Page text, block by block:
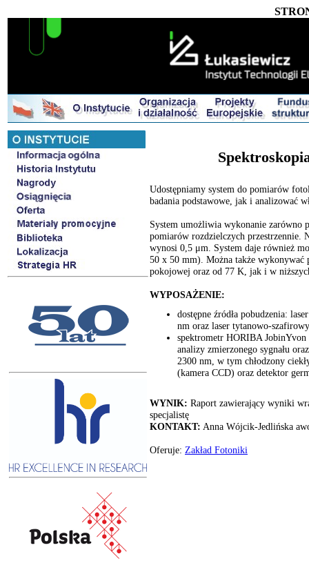
Udostępniamy system do pomiarów
badania podstawowe, jak i analizować
System umożliwia wykonanie zarówno
pomiarów rozdzielczych przestrzennie.
wynosi 0,5 μm. System daje również
50 x 50 mm). Można także wykonywać
pokojowej oraz od 77 K, jak i w
WYPOSAŻENIE:
dostępne źródła pobudzenia:
nm oraz laser tytanowo-
spektrometr HORIBA
analizy zmierzonego sygnału
2300 nm, w tym chłodzony
(kamera CCD) oraz detektor
WYNIK: Raport zawierający wyniki
specjalistę
KONTAKT: Anna Wójcik-Jedlińska
Oferuje: Zakład Fotoniki